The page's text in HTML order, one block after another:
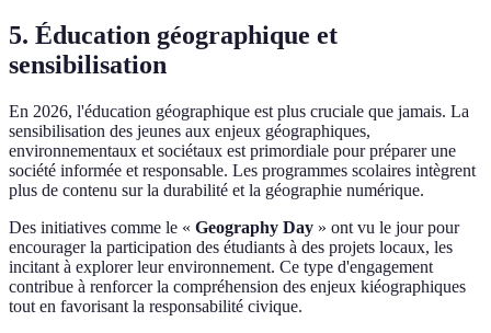
5. Éducation géographique et
sensibilisation
En 2026, l'éducation géographique est plus cruciale que jamais. La
sensibilisation des jeunes aux enjeux géographiques,
environnementaux et sociétaux est primordiale pour préparer une
société informée et responsable. Les programmes scolaires intègrent
plus de contenu sur la durabilité et la géographie numérique.
Des initiatives comme le « Geography Day » ont vu le jour pour
encourager la participation des étudiants à des projets locaux, les
incitant à explorer leur environnement. Ce type d'engagement
contribue à renforcer la compréhension des enjeux kiéographiques
tout en favorisant la responsabilité civique.